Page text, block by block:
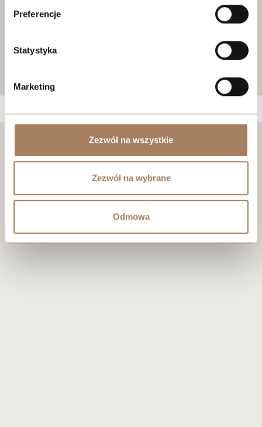
Preferencje
Statystyka
Marketing
Zezwól na wszystkie
Zezwól na wybrane
Odmowa
Negocjuj cenę